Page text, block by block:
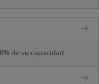
de su capacidad